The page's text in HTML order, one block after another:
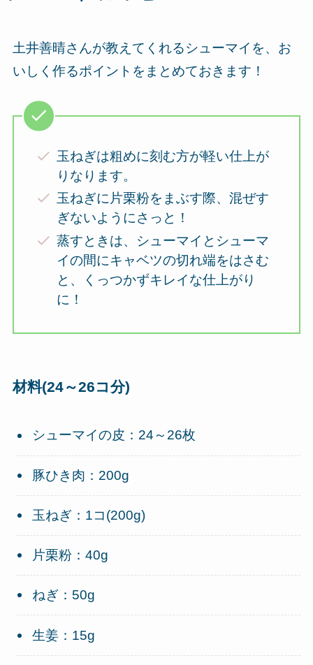
土井善晴さんが教えてくれるシューマイを、お
いしく作るポイントをまとめておきます！
玉ねぎは粗めに刻む方が軽い仕上が
りなります。
玉ねぎに片栗粉をまぶす際、混ぜす
ぎないようにさっと！
蒸すときは、シューマイとシューマ
イの間にキャベツの切れ端をはさむ
と、くっつかずキレイな仕上がり
に！
材料(24～26コ分)
シューマイの皮：24～26枚
豚ひき肉：200g
玉ねぎ：1コ(200g)
片栗粉：40g
ねぎ：50g
生姜：15g